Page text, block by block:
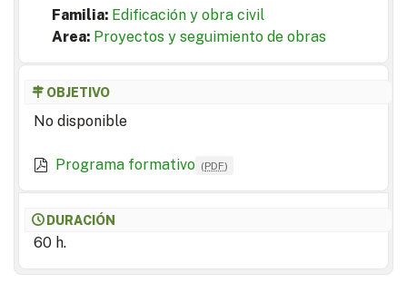
Familia: Edificación y obra civil
Area: Proyectos y seguimiento de obras
OBJETIVO
No disponible
Programa formativo (PDF)
DURACIÓN
60 h.